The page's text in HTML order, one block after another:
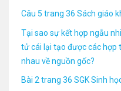
Câu 5 trang 36 Sách giáo
Tại sao sự kết hợp ngẫu
tử cái lại tạo được các hợp
nhau về nguồn gốc?
Bài 2 trang 36 SGK Sinh